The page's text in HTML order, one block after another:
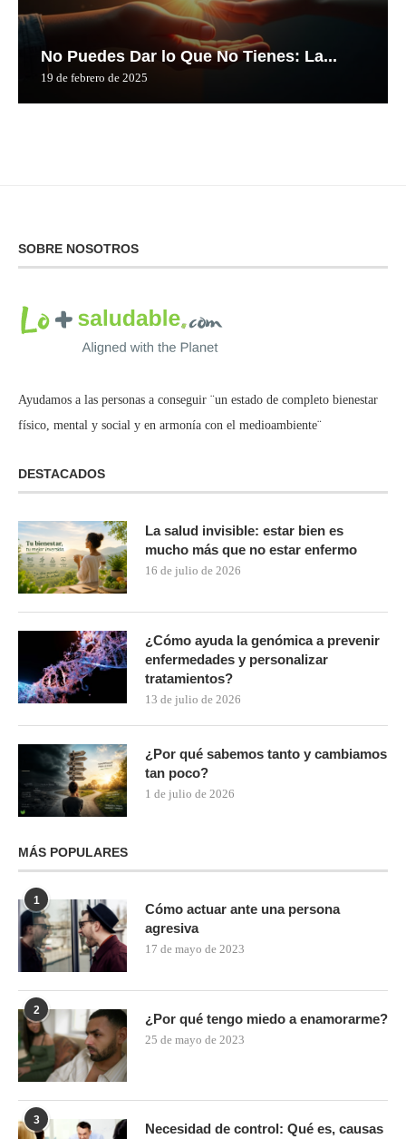
No Puedes Dar lo Que No Tienes: La...
19 de febrero de 2025
SOBRE NOSOTROS
Ayudamos a las personas a conseguir ¨un estado de completo bienestar
físico, mental y social y en armonía con el medioambiente¨
DESTACADOS
La salud invisible: estar bien es
mucho más que no estar enfermo
16 de julio de 2026
¿Cómo ayuda la genómica a prevenir
enfermedades y personalizar
tratamientos?
13 de julio de 2026
¿Por qué sabemos tanto y cambiamos
tan poco?
1 de julio de 2026
MÁS POPULARES
1
Cómo actuar ante una persona
agresiva
17 de mayo de 2023
2
¿Por qué tengo miedo a enamorarme?
25 de mayo de 2023
3
Necesidad de control: Qué es, causas